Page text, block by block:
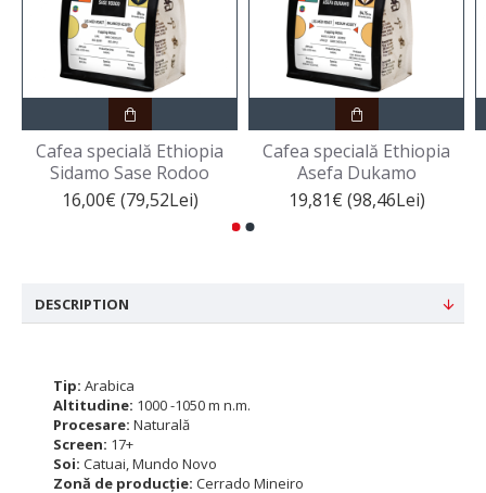
Cafea specială Ethiopia
Sidamo Sase Rodoo
16,00€ (79,52Lei)
Cafea specială Ethiopia
Asefa Dukamo
19,81€ (98,46Lei)
DESCRIPTION
Tip: Arabica
Altitudine: 1000 -1050 m n.m.
Procesare: Naturală
Screen: 17+
Soi: Catuai, Mundo Novo
Zonă de producție: Cerrado Mineiro